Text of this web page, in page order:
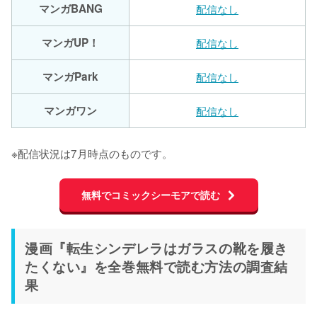
マンガBANG 配信なし
マンガUP！ 配信なし
マンガPark 配信なし
マンガワン 配信なし
※配信状況は7月時点のものです。
無料でコミックシーモアで読む
漫画『転生シンデレラはガラスの靴を履き
たくない』を全巻無料で読む方法の調査結
果